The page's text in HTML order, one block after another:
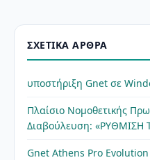
ΣΧΕΤΙΚΆ ΆΡΘΡΑ
υποστήριξη Gnet σε
Πλαίσιο Νομοθετικής
Διαβούλευση: «ΡΥΘΜΙΣΗ
Gnet Athens Pro